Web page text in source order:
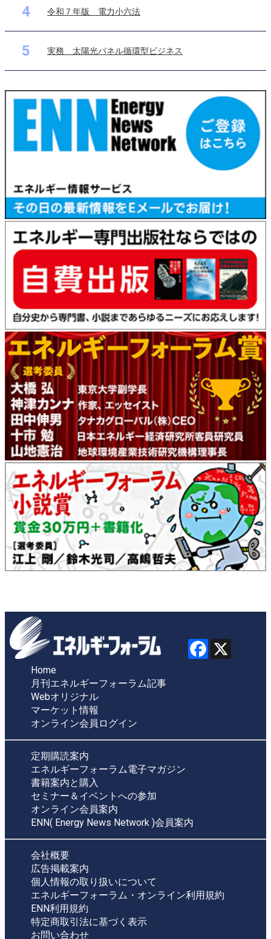
4 令和７年版 電力小六法
5 実務 太陽光パネル循環型ビジネス
Home
月刊エネルギーフォーラム記事
Webオリジナル
マーケット情報
オンライン会員ログイン
定期購読案内
エネルギーフォーラム電子マガジン
書籍案内と購入
セミナー＆イベントへの参加
オンライン会員案内
ENN( Energy News Network )会員案内
会社概要
広告掲載案内
個人情報の取り扱いについて
エネルギーフォーラム・オンライン利用規約
ENN利用規約
特定商取引法に基づく表示
お問い合わせ